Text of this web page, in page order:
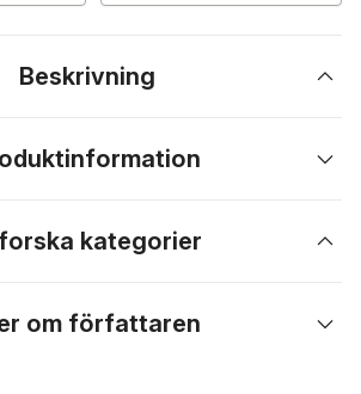
Beskrivning
kategorier
om författaren